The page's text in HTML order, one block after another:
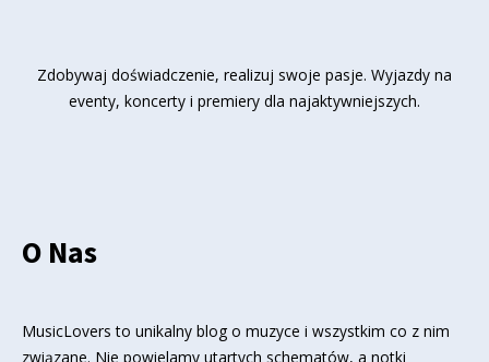
Zdobywaj doświadczenie, realizuj swoje pasje. Wyjazdy na
eventy, koncerty i premiery dla najaktywniejszych.
O Nas
MusicLovers to unikalny blog o muzyce i wszystkim co z nim
związane. Nie powielamy utartych schematów, a notki